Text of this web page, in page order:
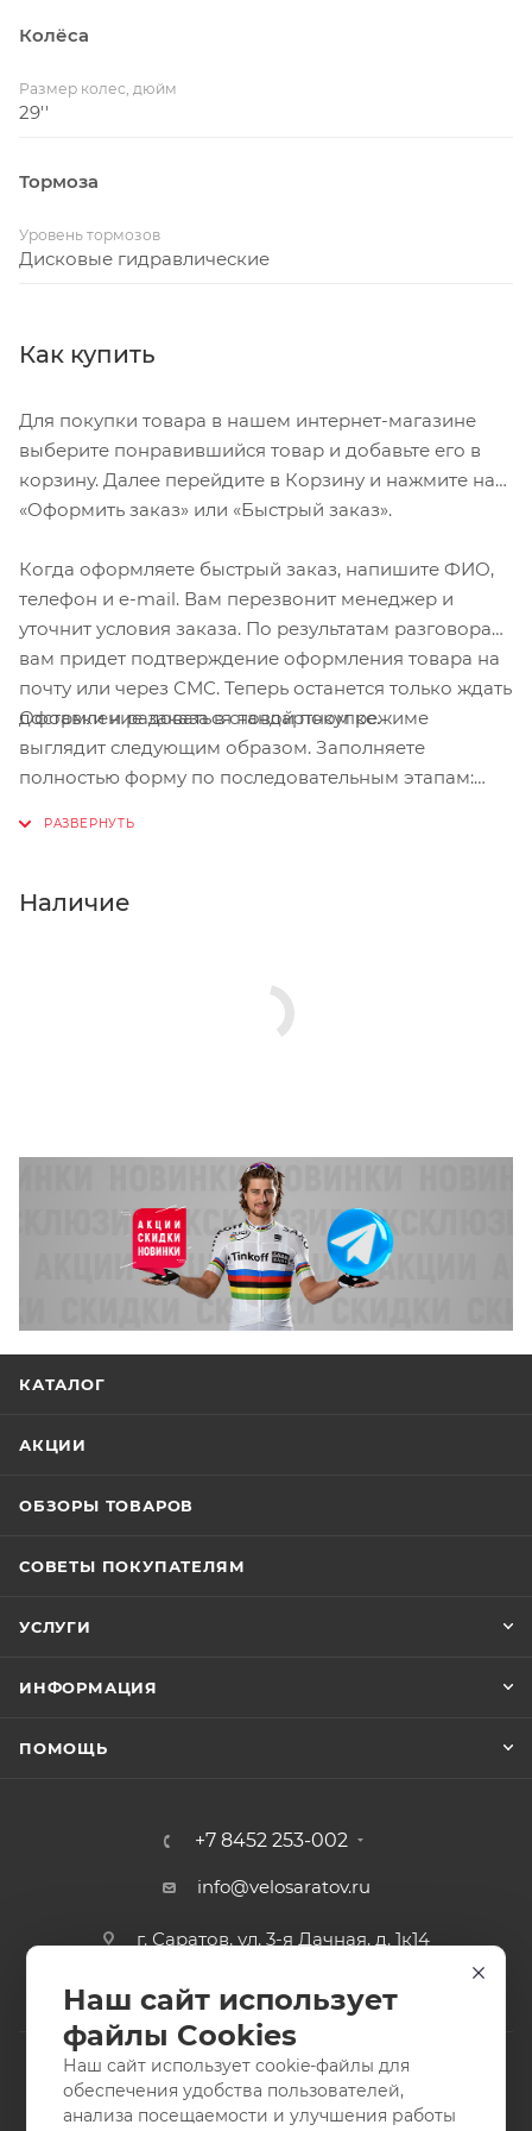
DT Swiss G 1800 SPLINE®, 12x100mm, Tubeless Ready
Цепь
Кассета
Руль
127mm, Flare 2°, Backsweep 6°
Диаметр колес
29"
Цвет
Matte Trooper Green/Grey
Страна
Чехия
Колёса
Размер колес, дюйм
29''
Тормоза
Уровень тормозов
Дисковые гидравлические
Как купить
Для покупки товара в нашем интернет-магазине
выберите понравившийся товар и добавьте его в
корзину. Далее перейдите в Корзину и нажмите на
«Оформить заказ» или «Быстрый заказ».
Когда оформляете быстрый заказ, напишите ФИО,
телефон и e-mail. Вам перезвонит менеджер и
уточнит условия заказа. По результатам разговора
вам придет подтверждение оформления товара на
почту или через СМС. Теперь останется только ждать
доставки и радоваться новой покупке.
Оформление заказа в стандартном режиме
выглядит следующим образом. Заполняете
полностью форму по последовательным этапам:
Нажмите кнопку «Оформить заказ».
Наличие
КАТАЛОГ
АКЦИИ
ОБЗОРЫ ТОВАРОВ
СОВЕТЫ ПОКУПАТЕЛЯМ
УСЛУГИ
ИНФОРМАЦИЯ
ПОМОЩЬ
+7 8452 253-002
info@velosaratov.ru
г. Саратов, ул. 3-я Дачная, д. 1к14
2011-2026 © интернет-магазин спортивных товаров
Наш сайт использует
файлы Cookies
Наш сайт использует cookie-файлы для
обеспечения удобства пользователей,
анализа посещаемости и улучшения работы